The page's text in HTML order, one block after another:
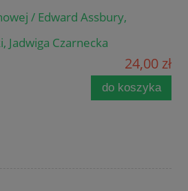
/ Edward Assbury,
Jadwiga Czarnecka
24,00 zł
do koszyka